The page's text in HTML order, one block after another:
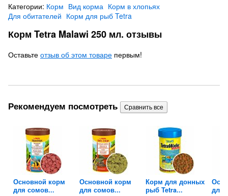
Категории: Корм Вид корма Корм в хлопьях
Для обитателей Корм для рыб Tetra
Корм Tetra Malawi 250 мл. отзывы
Оставьте отзыв об этом товаре первым!
Рекомендуем посмотреть
Основной корм
для сомов...
Основной корм
для сомов...
Корм для донных
рыб Tetra...
для